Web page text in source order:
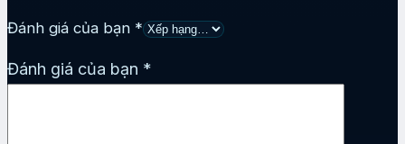
Đánh giá của bạn *
Đánh giá của bạn *